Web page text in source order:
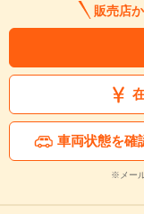
販売店
車両状態を確
※メー